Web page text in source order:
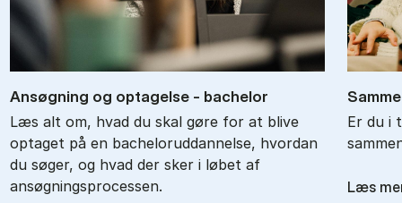
An­søg­ning og op­ta­gel­se - ba­chel­or
Læs alt om, hvad du skal gøre for at blive
optaget på en bacheloruddannelse, hvordan
du søger, og hvad der sker i løbet af
ansøgningsprocessen.
Er du i
Læs